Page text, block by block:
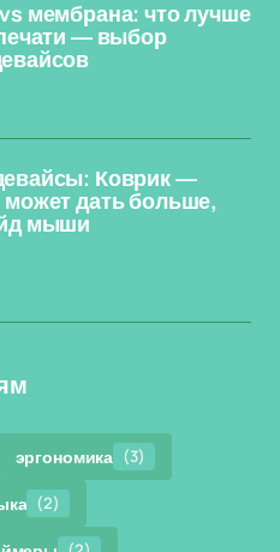
мембрана: что лучше
— выбор
Коврик —
может дать больше,
мыши
эргономика (3)
(2)